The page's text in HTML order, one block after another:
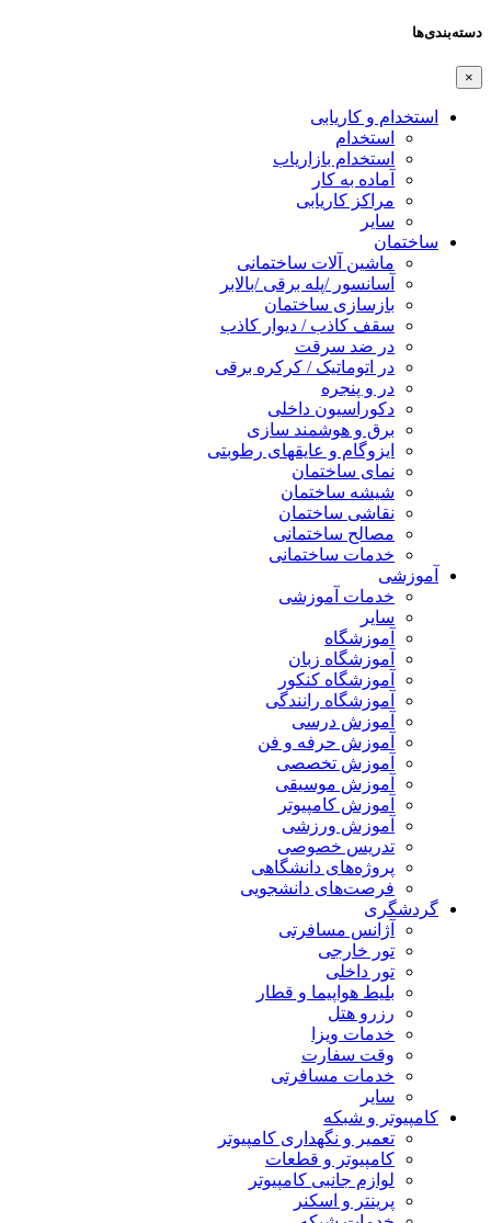
دسته‌بندی‌ها
×
استخدام و کاریابی
استخدام
استخدام بازاریاب
آماده به کار
مراکز کاریابی
سایر
ساختمان
ماشین آلات ساختمانی
آسانسور /پله برقی /بالابر
بازسازی ساختمان
سقف کاذب / دیوار کاذب
در ضد سرقت
در اتوماتیک / کرکره برقی
در و پنجره
دکوراسیون داخلی
برق و هوشمند سازی
ایزوگام و عایقهای رطوبتی
نمای ساختمان
شیشه ساختمان
نقاشی ساختمان
مصالح ساختمانی
خدمات ساختمانی
آموزشی
خدمات آموزشی
سایر
آموزشگاه
آموزشگاه زبان
آموزشگاه کنکور
آموزشگاه رانندگی
آموزش درسی
آموزش حرفه و فن
آموزش تخصصی
آموزش موسیقی
آموزش کامپیوتر
آموزش ورزشی
تدریس خصوصی
پروژه‌های دانشگاهی
فرصت‌های دانشجویی
گردشگری
آژانس مسافرتی
تور خارجی
تور داخلی
بلیط هواپیما و قطار
رزرو هتل
خدمات ویزا
وقت سفارت
خدمات مسافرتی
سایر
کامپیوتر و شبکه
تعمیر و نگهداری کامپیوتر
کامپیوتر و قطعات
لوازم جانبی کامپیوتر
پرینتر و اسکنر